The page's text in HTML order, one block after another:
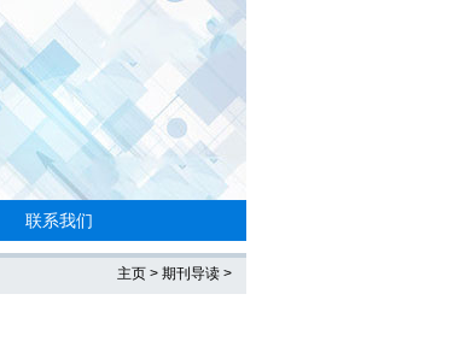
联系我们
主页 > 期刊导读 >